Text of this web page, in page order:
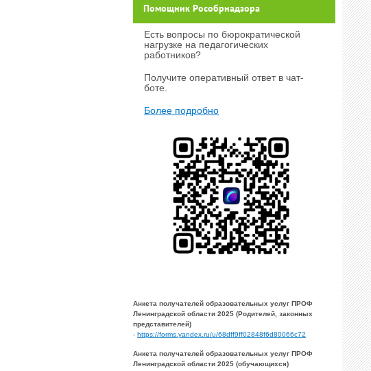
Помощник Рособрнадзора
Есть вопросы по бюрократической
нагрузке на педагогических
работников?
Получите оперативный ответ в чат-
боте.
Более подробно
Анкета получателей образовательных услуг ПРОФ
Ленинградской области 2025 (Родителей, законных
представителей)
- https://forms.yandex.ru/u/68dff9ff02848f6d80066c72
Анкета получателей образовательных услуг ПРОФ
Ленинградской области 2025 (обучающихся)